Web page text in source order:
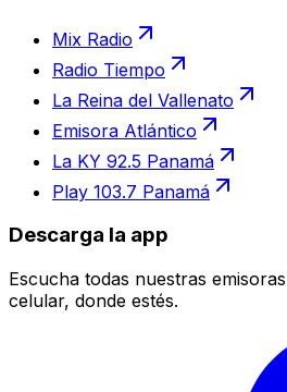
Mix Radio
Radio Tiempo
La Reina del Vallenato
Emisora Atlántico
La KY 92.5 Panamá
Play 103.7 Panamá
Descarga la app
Escucha todas nuestras
celular, donde estés.